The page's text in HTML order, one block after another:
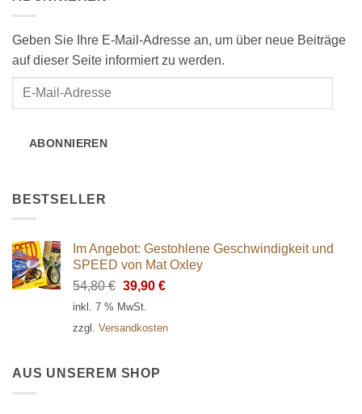
Geben Sie Ihre E-Mail-Adresse an, um über neue Beiträge
auf dieser Seite informiert zu werden.
ABONNIEREN
BESTSELLER
Im Angebot: Gestohlene Geschwindigkeit und
SPEED von Mat Oxley
54,80€ Ursprünglicher
Preis
54,80 €
39,90 €Aktueller
39,90 €.
inkl. 7 % MwSt.
zzgl. Versandkosten
AUS UNSEREM SHOP